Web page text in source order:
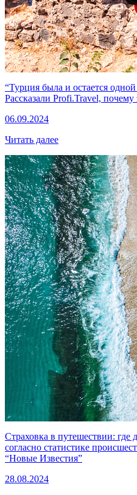
“Турция была и остается
Рассказали Profi.Travel, почему
06.09.2024
Читать далее
Страховка в путешествии: где
согласно статистике
“Новые Известия”
28.08.2024